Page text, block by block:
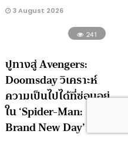
3 August 2026
241
ปูทางสู่ Avengers:
Doomsday วิเคราะห์
ความเป็นไปได้ที่ซ่อนอยู่
ใน ‘Spider-Man:
Brand New Day’